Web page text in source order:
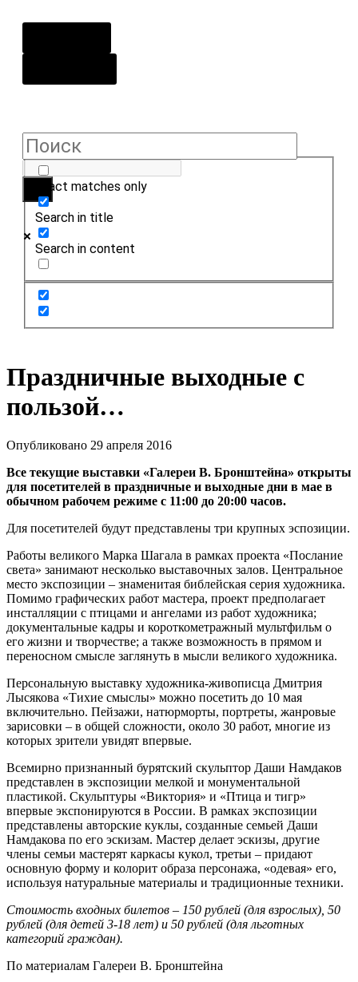
Exact matches only
Search in title
Search in content
Праздничные выходные с
пользой…
Опубликовано 29 апреля 2016
Все текущие выставки «Галереи В. Бронштейна» открыты
для посетителей в праздничные и выходные дни в мае в
обычном рабочем режиме с 11:00 до 20:00 часов.
Для посетителей будут представлены три крупных эспозиции.
Работы великого Марка Шагала в рамках проекта «Послание
света» занимают несколько выставочных залов. Центральное
место экспозиции – знаменитая библейская серия художника.
Помимо графических работ мастера, проект предполагает
инсталляции с птицами и ангелами из работ художника;
документальные кадры и короткометражный мультфильм о
его жизни и творчестве; а также возможность в прямом и
переносном смысле заглянуть в мысли великого художника.
Персональную выставку художника-живописца Дмитрия
Лысякова «Тихие смыслы» можно посетить до 10 мая
включительно. Пейзажи, натюрморты, портреты, жанровые
зарисовки – в общей сложности, около 30 работ, многие из
которых зрители увидят впервые.
Всемирно признанный бурятский скульптор Даши Намдаков
представлен в экспозиции мелкой и монументальной
пластикой. Скульптуры «Виктория» и «Птица и тигр»
впервые экспонируются в России. В рамках экспозиции
представлены авторские куклы, созданные семьей Даши
Намдакова по его эскизам. Мастер делает эскизы, другие
члены семьи мастерят каркасы кукол, третьи – придают
основную форму и колорит образа персонажа, «одевая» его,
используя натуральные материалы и традиционные техники.
Стоимость входных билетов – 150 рублей (для взрослых), 50
рублей (для детей 3-18 лет) и 50 рублей (для льготных
категорий граждан).
По материалам Галереи В. Бронштейна